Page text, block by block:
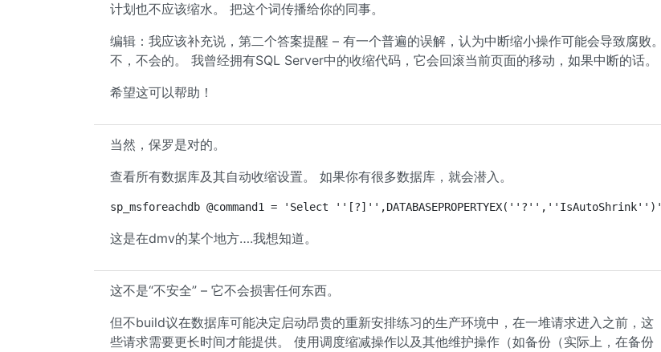
计划也不应该缩水。 把这个词传播给你的同事。
编辑：我应该补充说，第二个答案提醒 – 有一个普遍的误解，认为中断缩小操作可能会导致腐败。
不，不会的。 我曾经拥有SQL Server中的收缩代码，它会回滚当前页面的移动，如果中断的话。
希望这可以帮助！
当然，保罗是对的。
查看所有数据库及其自动收缩设置。 如果你有很多数据库，就会潜入。
sp_msforeachdb @command1 = 'Select ''[?]'',DATABASEPROPERTYEX(''?'',''IsAutoShrink'')'
这是在dmv的某个地方….我想知道。
这不是“不安全” – 它不会损害任何东西。
但不build议在数据库可能决定启动昂贵的重新安排练习的生产环境中，在一堆请求进入之前，这
些请求需要更长时间才能提供。 使用调度缩减操作以及其他维护操作（如备份（实际上，在备份